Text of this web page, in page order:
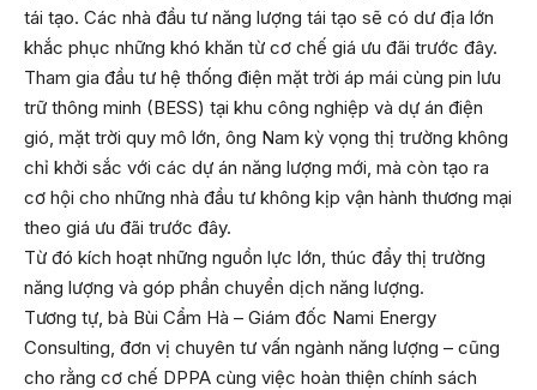
tái tạo. Các nhà đầu tư năng lượng tái tạo sẽ có dư địa lớn
khắc phục những khó khăn từ cơ chế giá ưu đãi trước đây.
Tham gia đầu tư hệ thống điện mặt trời áp mái cùng pin lưu
trữ thông minh (BESS) tại khu công nghiệp và dự án điện
gió, mặt trời quy mô lớn, ông Nam kỳ vọng thị trường không
chỉ khởi sắc với các dự án năng lượng mới, mà còn tạo ra
cơ hội cho những nhà đầu tư không kịp vận hành thương mại
theo giá ưu đãi trước đây.
Từ đó kích hoạt những nguồn lực lớn, thúc đẩy thị trường
năng lượng và góp phần chuyển dịch năng lượng.
Tương tự, bà Bùi Cẩm Hà – Giám đốc Nami Energy
Consulting, đơn vị chuyên tư vấn ngành năng lượng – cũng
cho rằng cơ chế DPPA cùng việc hoàn thiện chính sách